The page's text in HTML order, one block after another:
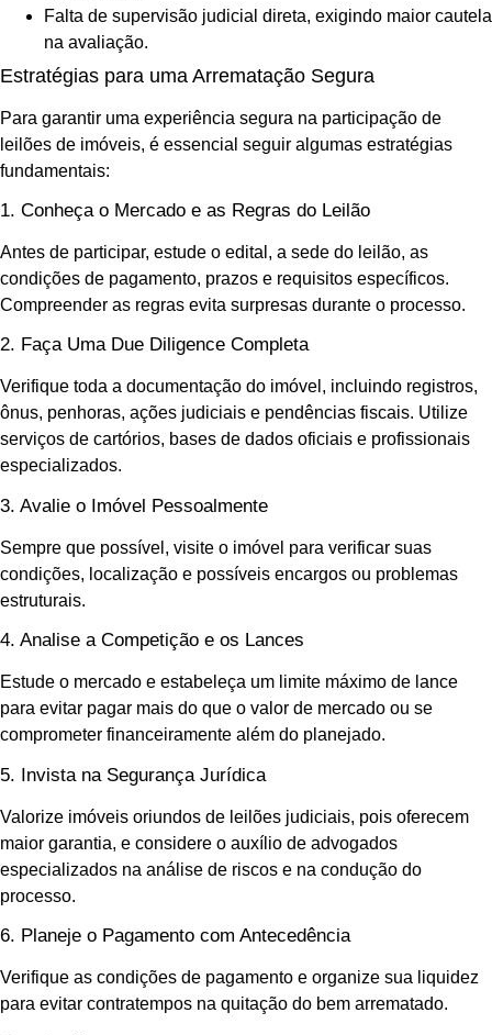
Falta de supervisão judicial direta, exigindo maior cautela
na avaliação.
Estratégias para uma Arrematação Segura
Para garantir uma experiência segura na participação de
leilões de imóveis, é essencial seguir algumas estratégias
fundamentais:
1. Conheça o Mercado e as Regras do Leilão
Antes de participar, estude o edital, a sede do leilão, as
condições de pagamento, prazos e requisitos específicos.
Compreender as regras evita surpresas durante o processo.
2. Faça Uma Due Diligence Completa
Verifique toda a documentação do imóvel, incluindo registros,
ônus, penhoras, ações judiciais e pendências fiscais. Utilize
serviços de cartórios, bases de dados oficiais e profissionais
especializados.
3. Avalie o Imóvel Pessoalmente
Sempre que possível, visite o imóvel para verificar suas
condições, localização e possíveis encargos ou problemas
estruturais.
4. Analise a Competição e os Lances
Estude o mercado e estabeleça um limite máximo de lance
para evitar pagar mais do que o valor de mercado ou se
comprometer financeiramente além do planejado.
5. Invista na Segurança Jurídica
Valorize imóveis oriundos de leilões judiciais, pois oferecem
maior garantia, e considere o auxílio de advogados
especializados na análise de riscos e na condução do
processo.
6. Planeje o Pagamento com Antecedência
Verifique as condições de pagamento e organize sua liquidez
para evitar contratempos na quitação do bem arrematado.